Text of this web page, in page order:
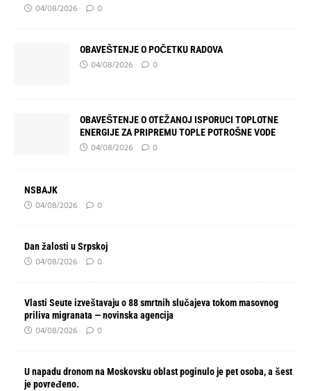
04/08/2026 0
OBAVEŠTENJE O POČETKU RADOVA
04/08/2026 0
OBAVEŠTENJE O OTEŽANOJ ISPORUCI TOPLOTNE
ENERGIJE ZA PRIPREMU TOPLE POTROŠNE VODE
04/08/2026 0
NSBAJK
04/08/2026 0
Dan žalosti u Srpskoj
04/08/2026 0
Vlasti Seute izveštavaju o 88 smrtnih slučajeva tokom masovnog
priliva migranata — novinska agencija
04/08/2026 0
U napadu dronom na Moskovsku oblast poginulo je pet osoba, a šest
je povređeno.